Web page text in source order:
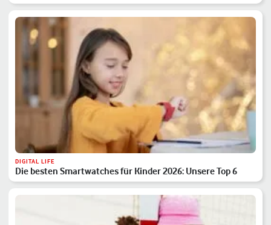
DIGITAL LIFE
Die besten Smartwatches für Kinder 2026: Unsere Top 6